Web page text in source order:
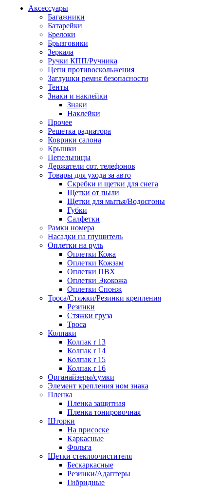
Аксессуары
Багажники
Батарейки
Брелоки
Брызговики
Зеркала
Ручки КПП/Ручника
Цепи противоскольжения
Заглушки ремня безопасности
Тенты
Знаки и наклейки
Знаки
Наклейки
Прочее
Решетка радиатора
Коврики салона
Крышки
Пепельницы
Держатели сот. телефонов
Товары для ухода за авто
Скребки и щетки для снега
Щетки от пыли
Щетки для мытья/Водосгоны
Губки
Салфетки
Рамки номера
Насадки на глушитель
Оплетки на руль
Оплетки Кожа
Оплетки Кожзам
Оплетки ПВХ
Оплетки Экокожа
Оплетки Спонж
Троса/Стяжки/Резинки крепления
Резинки
Стяжки груза
Троса
Колпаки
Колпак r 13
Колпак r 14
Колпак r 15
Колпак r 16
Органайзеры/сумки
Элемент крепления ном знака
Пленка
Пленка защитная
Пленка тонировочная
Шторки
На присоске
Каркасные
Фольга
Щетки стеклоочистителя
Бескаркасные
Резинки/Адаптеры
Гибридные